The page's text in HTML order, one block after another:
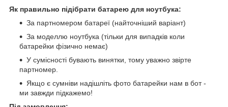
Як правильно підібрати батарею для ноутбука:
За партномером батареї (найточніший варіант)
За моделлю ноутбука (тільки для випадків коли
батарейки фізично немає)
У сумісності бувають винятки, тому уважно звірте
партномер.
Якщо є сумніви надішліть фото батарейки нам в бот -
ми завжди підкажемо!